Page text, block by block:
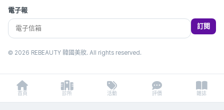
電子報
訂閱
© 2026 REBEAUTY 韓國美妝. All rights reserved.
首頁 診所 活動 評價 雜誌